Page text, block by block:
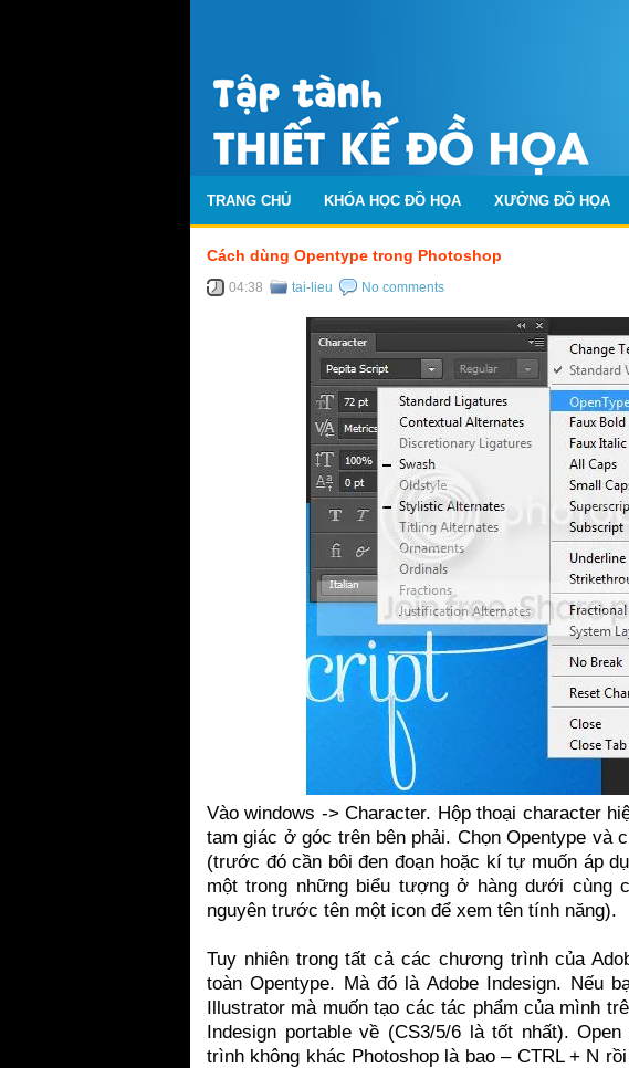
TRANG CHỦ KHÓA HỌC ĐỒ HỌA XƯỞNG ĐỒ HỌA
Cách dùng Opentype trong Photoshop
04:38 tai-lieu No comments
Vào windows -> Character. Hộp thoại character
tam giác ở góc trên bên phải. Chọn Opentype và
(trước đó cần bôi đen đoạn hoặc kí tự muốn áp
một trong những biểu tượng ở hàng dưới cùng
nguyên trước tên một icon để xem tên tính năng).
Tuy nhiên trong tất cả các chương trình của
toàn Opentype. Mà đó là Adobe Indesign. Nếu
Illustrator mà muốn tạo các tác phẩm của mình
Indesign portable về (CS3/5/6 là tốt nhất).
trình không khác Photoshop là bao – CTRL + N